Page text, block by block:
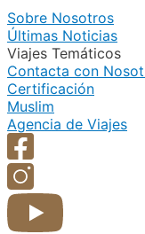
Sobre Nosotros
Últimas Noticias
Viajes Temáticos
Contacta con
Certificación
Muslim
Agencia de Viajes